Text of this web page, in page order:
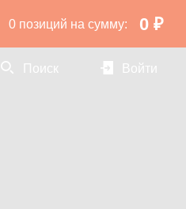
0 позиций на сумму: 0 ₽
Поиск Войти